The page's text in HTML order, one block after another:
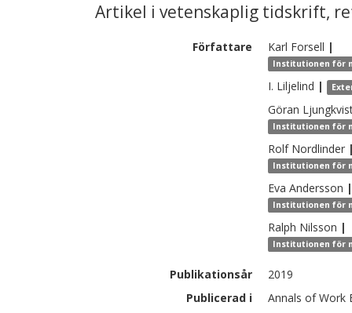
Artikel i vetenskaplig tidskrift,
Författare Karl Forsell |
Institutionen för
I. Liljelind |
Göran
Institutionen för
Rolf Nordlinder
Institutionen för
Eva Andersson |
Institutionen för
Ralph Nilsson |
Institutionen för
Publikationsår
2019
Publicerad i
Annals of Work